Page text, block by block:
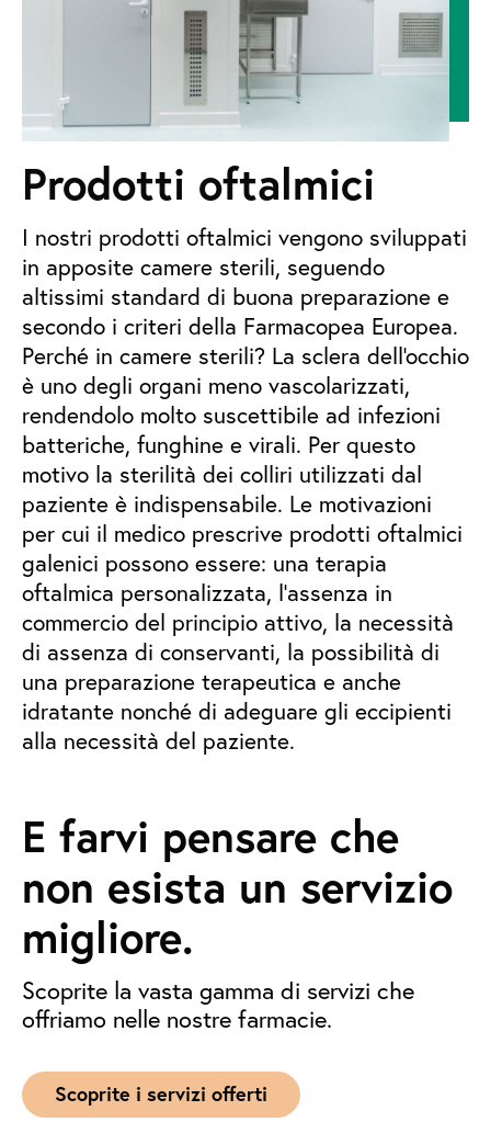
Prodotti oftalmici
I nostri prodotti oftalmici vengono sviluppati
in apposite camere sterili, seguendo
altissimi standard di buona preparazione e
secondo i criteri della Farmacopea Europea.
Perché in camere sterili? La sclera dell'occhio
è uno degli organi meno vascolarizzati,
rendendolo molto suscettibile ad infezioni
batteriche, funghine e virali. Per questo
motivo la sterilità dei colliri utilizzati dal
paziente è indispensabile. Le motivazioni
per cui il medico prescrive prodotti oftalmici
galenici possono essere: una terapia
oftalmica personalizzata, l’assenza in
commercio del principio attivo, la necessità
di assenza di conservanti, la possibilità di
una preparazione terapeutica e anche
idratante nonché di adeguare gli eccipienti
alla necessità del paziente.
E farvi pensare che
non esista un servizio
migliore.
Scoprite la vasta gamma di servizi che
offriamo nelle nostre farmacie.
Scoprite i servizi offerti